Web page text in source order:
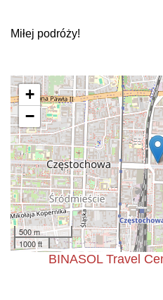
Miłej podróży!
+
−
500 m
1000 ft
BINASOL Travel